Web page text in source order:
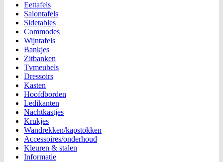
Eettafels
Salontafels
Sidetables
Commodes
Wijntafels
Bankjes
Zitbanken
Tvmeubels
Dressoirs
Kasten
Hoofdborden
Ledikanten
Nachtkastjes
Krukjes
Wandrekken/kapstokken
Accessoires/onderhoud
Kleuren & stalen
Informatie